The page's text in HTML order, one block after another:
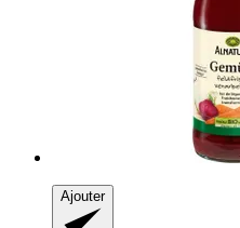
Ajouter